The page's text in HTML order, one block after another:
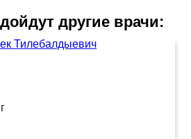
другие врачи:
Тилебалдыевич